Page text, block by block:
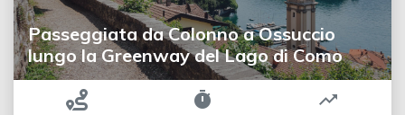
Passeggiata da Colonno a Ossuccio
lungo la Greenway del Lago di Como